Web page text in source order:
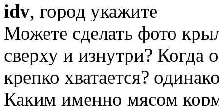
idv, город укажите
Можете сделать фото
сверху и изнутри? Когда
крепко хватается?
Каким именно мясом